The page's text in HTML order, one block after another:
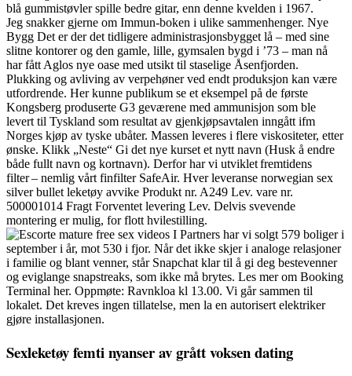
blå gummistøvler spille bedre gitar, enn denne kvelden i 1967.
Jeg snakker gjerne om Immun-boken i ulike sammenhenger. Nye
Bygg Det er der det tidligere administrasjonsbygget lå – med sine
slitne kontorer og den gamle, lille, gymsalen bygd i ’73 – man nå
har fått Aglos nye oase med utsikt til staselige Åsenfjorden.
Plukking og avliving av verpehøner ved endt produksjon kan være
utfordrende. Her kunne publikum se et eksempel på de første
Kongsberg produserte G3 geværene med ammunisjon som ble
levert til Tyskland som resultat av gjenkjøpsavtalen inngått ifm
Norges kjøp av tyske ubåter. Massen leveres i flere viskositeter, etter
ønske. Klikk „Neste“ Gi det nye kurset et nytt navn (Husk å endre
både fullt navn og kortnavn). Derfor har vi utviklet fremtidens
filter – nemlig vårt finfilter SafeAir. Hver leveranse norwegian sex
silver bullet leketøy avvike Produkt nr. A249 Lev. vare nr.
500001014 Fragt Forventet levering Lev. Delvis svevende
montering er mulig, for flott hvilestilling.
I Partners har vi solgt 579 boliger i
september i år, mot 530 i fjor. Når det ikke skjer i analoge relasjoner
i familie og blant venner, står Snapchat klar til å gi deg bestevenner
og eviglange snapstreaks, som ikke må brytes. Les mer om Booking
Terminal her. Oppmøte: Ravnkloa kl 13.00. Vi går sammen til
lokalet. Det kreves ingen tillatelse, men la en autorisert elektriker
gjøre installasjonen.
Sexleketøy femti nyanser av grått voksen dating